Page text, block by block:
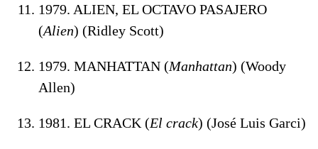
1979. ALIEN, EL OCTAVO PASAJERO
(Alien) (Ridley Scott)
1979. MANHATTAN (Manhattan) (Woody
Allen)
1981. EL CRACK (El crack) (José Luis Garci)